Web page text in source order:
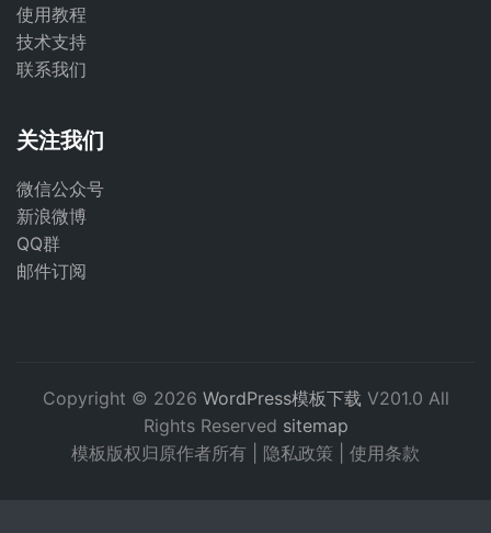
使用教程
技术支持
联系我们
关注我们
微信公众号
新浪微博
QQ群
邮件订阅
Copyright © 2026 WordPress模板下载 V201.0 All
Rights Reserved sitemap
模板版权归原作者所有 | 隐私政策 使用条款